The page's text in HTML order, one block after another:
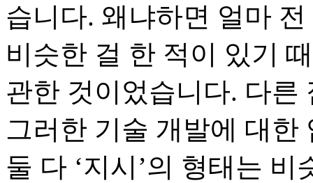
습니다. 왜냐하면 얼마
비슷한 걸 한 적이 있기
관한 것이었습니다. 다른
그러한 기술 개발에 대한
둘 다 ‘지시’의 형태는